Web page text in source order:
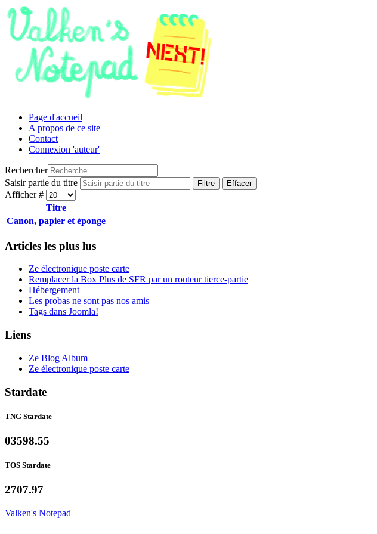
Page d'accueil
A propos de ce site
Contact
Connexion 'auteur'
Rechercher
Saisir partie du titre
Filtre Effacer
Afficher #
Titre
Canon, papier et éponge
Articles les plus lus
Ze électronique poste carte
Remplacer la Box Plus de SFR par un routeur tierce-partie
Hébergement
Les probas ne sont pas nos amis
Tags dans Joomla!
Liens
Ze Blog Album
Ze électronique poste carte
Stardate
TNG Stardate
03598.55
TOS Stardate
2707.97
Valken's Notepad